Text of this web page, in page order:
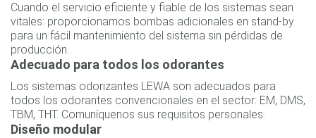
Cuando el servicio eficiente y fiable de los sistemas sean
vitales: proporcionamos bombas adicionales en stand-by
para un fácil mantenimiento del sistema sin pérdidas de
producción.
Adecuado para todos los odorantes
Los sistemas odorizantes LEWA son adecuados para
todos los odorantes convencionales en el sector: EM, DMS,
TBM, THT. Comuníquenos sus requisitos personales.
Diseño modular